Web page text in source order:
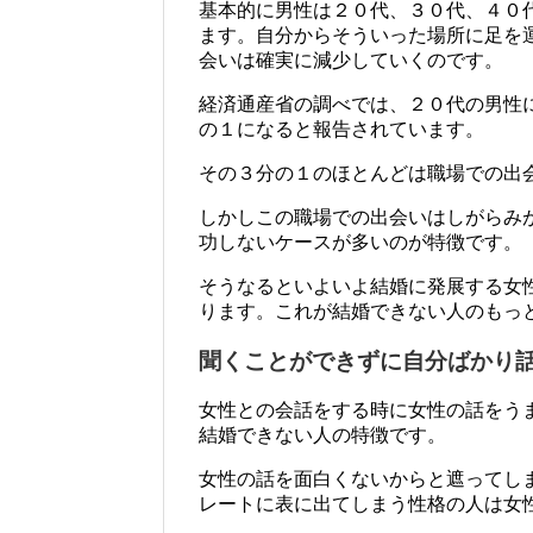
基本的に男性は２０代、３０代、４
ます。自分からそういった場所に足
会いは確実に減少していくのです。
経済通産省の調べでは、２０代の男
の１になると報告されています。
その３分の１のほとんどは職場での出
しかしこの職場での出会いはしがら
功しないケースが多いのが特徴です。
そうなるといよいよ結婚に発展する
ります。これが結婚できない人のもっ
聞くことができずに自分ばかり
女性との会話をする時に女性の話を
結婚できない人の特徴です。
女性の話を面白くないからと遮って
レートに表に出てしまう性格の人は